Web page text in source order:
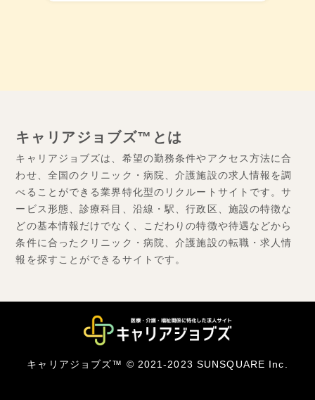
キャリアジョブズ™とは
キャリアジョブズは、希望の勤務条件やアクセス方法に合
わせ、全国のクリニック・病院、介護施設の求人情報を調
べることができる業界特化型のリクルートサイトです。サ
ービス形態、診療科目、沿線・駅、行政区、施設の特徴な
どの基本情報だけでなく、こだわりの特徴や待遇などから
条件に合ったクリニック・病院、介護施設の転職・求人情
報を探すことができるサイトです。
キャリアジョブズ™ © 2021-2023 SUNSQUARE Inc.